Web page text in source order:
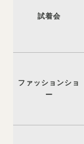
試着会
ファッションショ
ー